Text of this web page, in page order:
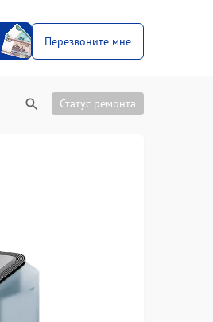
Перезвоните мне
Статус ремонта